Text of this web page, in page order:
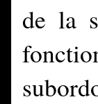
de la